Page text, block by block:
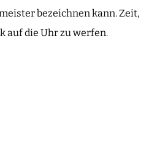
bezeichnen kann. Zeit,
auf die Uhr zu werfen.